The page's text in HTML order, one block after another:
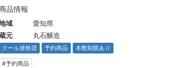
品情報
域
愛知県
元
丸石醸造
クール便推奨 予約商品 本数制限あり
#予約商品